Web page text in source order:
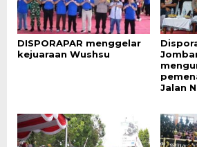
DISPORAPAR menggelar
kejuaraan Wushsu
Jalan